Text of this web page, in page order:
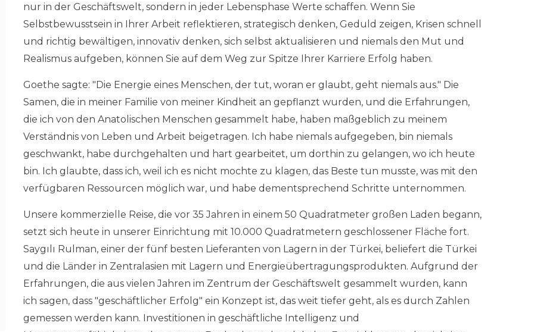
nur in der Geschäftswelt, sondern in jeder Lebensphase Werte schaffen. Wenn Sie
Selbstbewusstsein in Ihrer Arbeit reflektieren, strategisch denken, Geduld zeigen, Krisen schnell
und richtig bewältigen, innovativ denken, sich selbst aktualisieren und niemals den Mut und
Realismus aufgeben, können Sie auf dem Weg zur Spitze Ihrer Karriere Erfolg haben.
Goethe sagte: "Die Energie eines Menschen, der tut, woran er glaubt, geht niemals aus." Die
Samen, die in meiner Familie von meiner Kindheit an gepflanzt wurden, und die Erfahrungen,
die ich von den Anatolischen Menschen gesammelt habe, haben maßgeblich zu meinem
Verständnis von Leben und Arbeit beigetragen. Ich habe niemals aufgegeben, bin niemals
geschwankt, habe durchgehalten und hart gearbeitet, um dorthin zu gelangen, wo ich heute
bin. Ich glaubte, dass ich, weil ich es nicht mochte zu klagen, das Beste tun musste, was mit den
verfügbaren Ressourcen möglich war, und habe dementsprechend Schritte unternommen.
Unsere kommerzielle Reise, die vor 35 Jahren in einem 50 Quadratmeter großen Laden begann,
setzt sich heute in unserer Einrichtung mit 10.000 Quadratmetern geschlossener Fläche fort.
Saygılı Rulman, einer der fünf besten Lieferanten von Lagern in der Türkei, beliefert die Türkei
und die Länder in Zentralasien mit Lagern und Energieübertragungsprodukten. Aufgrund der
Erfahrungen, die aus vielen Jahren im Zentrum der Geschäftswelt gesammelt wurden, kann
ich sagen, dass "geschäftlicher Erfolg" ein Konzept ist, das weit tiefer geht, als es durch Zahlen
gemessen werden kann. Investitionen in geschäftliche Intelligenz und